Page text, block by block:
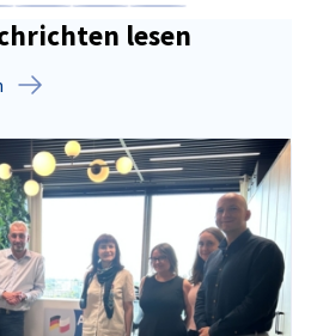
teilen teilen
Auf X teilenAuf Xing teilen
lesen